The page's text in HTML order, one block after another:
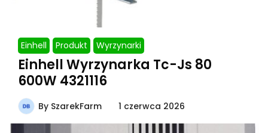
Einhell Produkt Wyrzynarki
Einhell Wyrzynarka Tc-Js 80
600W 4321116
By SzarekFarm 1 czerwca 2026